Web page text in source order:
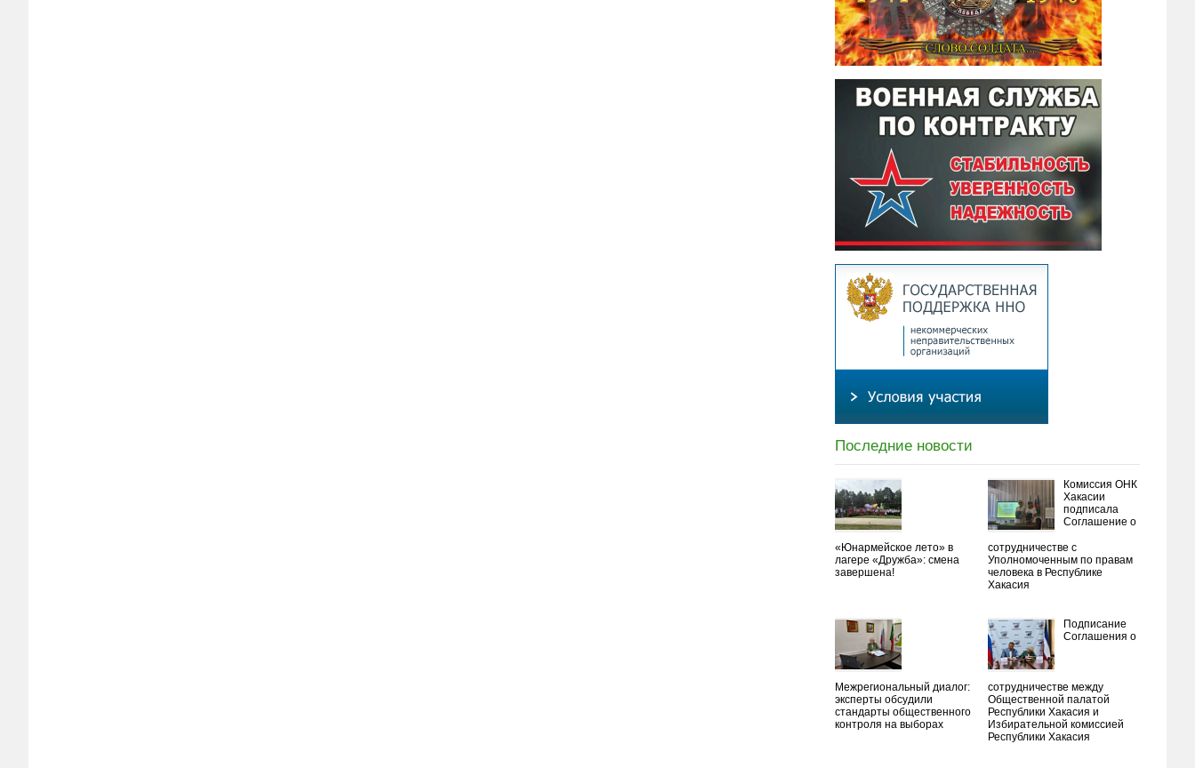
Последние новости
«Юнармейское лето» в
лагере «Дружба»: смена
завершена!
Комиссия ОНК
Хакасии
подписала
Соглашение о
сотрудничестве с
Уполномоченным по правам
человека в Республике
Хакасия
Межрегиональный диалог:
эксперты обсудили
стандарты общественного
контроля на выборах
Подписание
Соглашения о
сотрудничестве между
Общественной палатой
Республики Хакасия и
Избирательной комиссией
Республики Хакасия